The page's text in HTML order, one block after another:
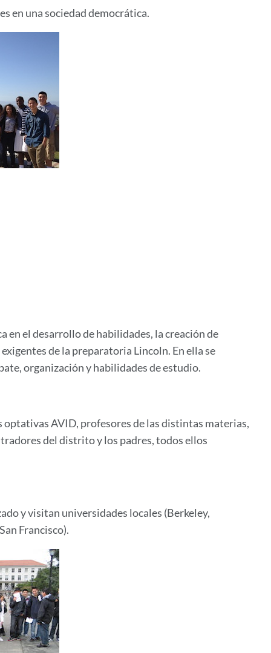
en una sociedad democrática.
en el desarrollo de habilidades, la creación de
de la preparatoria Lincoln. En ella se
organización y habilidades de estudio.
AVID, profesores de las distintas materias,
del distrito y los padres, todos ellos
y visitan universidades locales (Berkeley,
Francisco).